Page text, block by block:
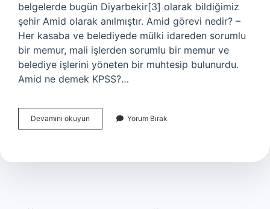
belgelerde bugün Diyarbekir[3] olarak bildiğimiz
şehir Amid olarak anılmıştır. Amid görevi nedir? –
Her kasaba ve belediyede mülki idareden sorumlu
bir memur, mali işlerden sorumlu bir memur ve
belediye işlerini yöneten bir muhtesip bulunurdu.
Amid ne demek KPSS?…
Devamını okuyun Osmanlıda
Amid
Yorum Bırak